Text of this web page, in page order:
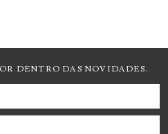
DENTRO DAS NOVIDADES.